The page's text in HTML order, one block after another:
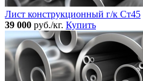
Лист конструкционный г/к Ст45
39 000 руб./кг. Купить